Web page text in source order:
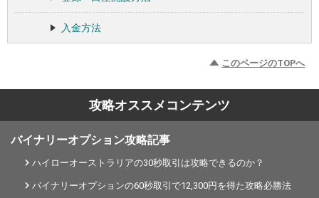
入金方法
このページのTOPへ
攻略オススメコンテンツ
バイナリーオプション攻略記事
ハイローオーストラリアの30秒取引は攻略できるのか？
バイナリーオプションの60秒取引で12,300円を得た攻略必勝法